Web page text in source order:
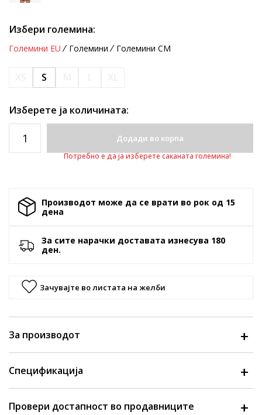
Избери големина:
Големини EU Големини Големини CM
S
Изберете ја количината:
Додади во корпа
Потребно е да ја изберете саканата големина!
Производот може да се врати во рок од 15
денa
За сите нарачки доставата изнесува 180
ден.
Зачувајте во листата на желби
За производот
Спецификација
Провери достапност во продавниците